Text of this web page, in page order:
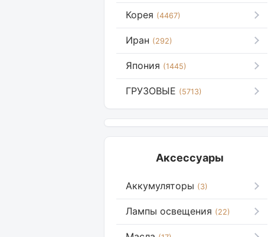
Корея (4467)
Иран (292)
Япония (1445)
ГРУЗОВЫЕ (5713)
Аксессуары
Аккумуляторы (3)
Лампы освещения (22)